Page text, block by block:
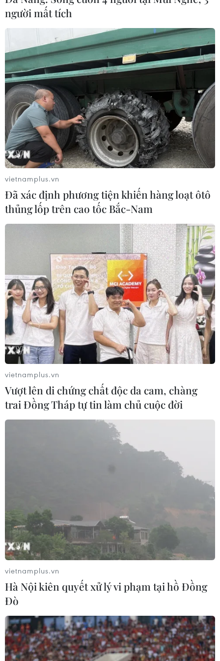
thử nghiệm những xu hướng mới.
Điều này tạo điều kiện thuận lợi
để chúng ta trở thành trung tâm
phát triển tài sản số trong khu vực.
(TTXVN/Vietnam+)
#Tài sản kỹ thuật số
#Hiệp hội Blockchain Việt Nam
Theo dõi VietnamPlus
Phát triển thị trường tài sản mã hóa an toàn, có
kiểm soát tại Việt Nam
Nghị viện châu Âu ủng hộ khởi động đàm phán
Liên minh Visa, Mastercard và Coinbase thành
Giải mã cú trượt dài khiến thị trường bitcoin
'bốc hơi' 1.200 tỷ USD
TIN LIÊN QUAN
người mất tích
vietnamplus.vn
Đã xác định phương tiện khiến hàng loạt ôtô
thủng lốp trên cao tốc Bắc-Nam
vietnamplus.vn
Vượt lên di chứng chất độc da cam, chàng
trai Đồng Tháp tự tin làm chủ cuộc đời
vietnamplus.vn
Hà Nội kiên quyết xử lý vi phạm tại hồ Đồng
Đò